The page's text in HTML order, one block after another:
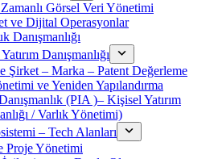
Görsel Veri Yönetimi
ve Dijital Operasyonlar
Danışmanlığı
Danışmanlığı
Şirket – Marka – Patent Değerleme
ve Yeniden Yapılandırma
(PIA )– Kişisel Yatırım
/ Varlık Yönetimi)
– Tech Alanları
Proje Yönetimi